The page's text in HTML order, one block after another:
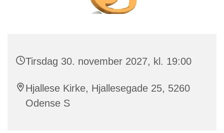
Tirsdag 30. november 2027, kl. 19:00
Hjallese Kirke, Hjallesegade 25, 5260
Odense S